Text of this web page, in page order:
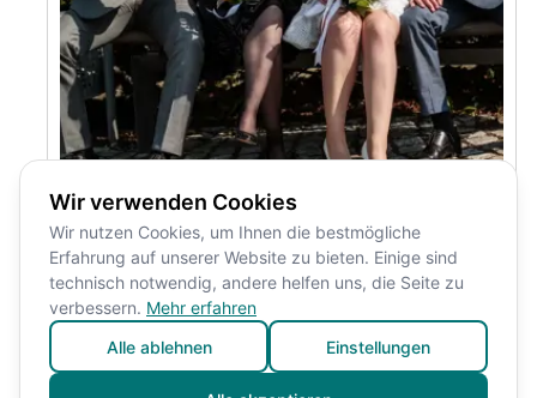
Hochzeit bei Regen: So
plant ihr einen sicheren
Plan B
Ihr plant eine Trauung im Garten, einen Sektempfang
auf der Terrasse oder lange Tafeln unter freiem Himmel
— und dann zeigt die Wetter-App plötzlich Regen. Ein
Wir verwenden Cookies
Wir nutzen Cookies, um Ihnen die bestmögliche
Erfahrung auf unserer Website zu bieten. Einige sind
technisch notwendig, andere helfen uns, die Seite zu
verbessern. Mehr erfahren
Alle ablehnen
Einstellungen